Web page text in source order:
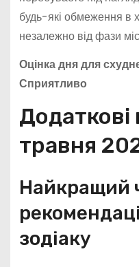
будь-які обмеження в
незалежно від фази
Оцінка дня для
Сприятливо
Додаткові
травня
Найкращий
зодіаку